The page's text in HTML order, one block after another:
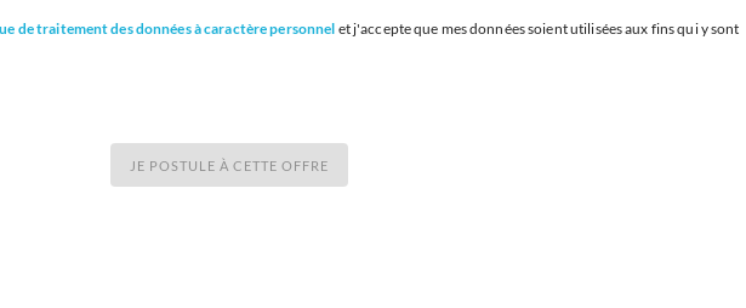
de traitement des données à caractère personnel et j'accepte que mes données soient utilisées aux fins qui y sont
JE POSTULE À CETTE OFFRE